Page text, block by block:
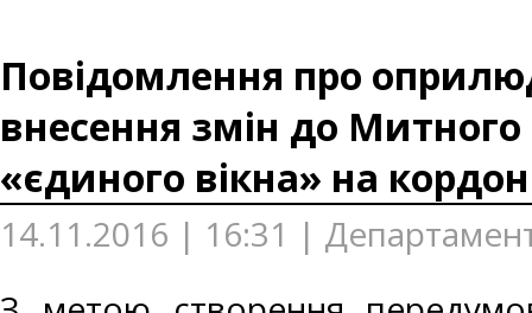
Повідомлення про
внесення змін до
«єдиного вікна» на
14.11.2016 | 16:31 |